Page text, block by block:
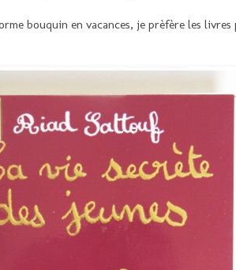
bouquin en vacances, je prèfère les